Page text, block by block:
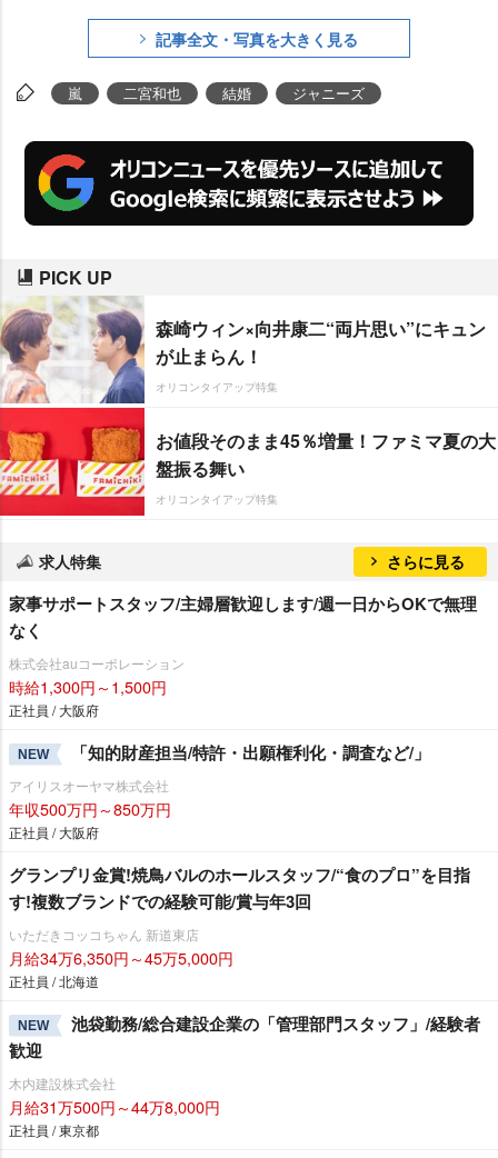
頂けましたら嬉しく思います」と
コメントを寄せた。記事全文・写真を大きく見る
嵐 二宮和也 結婚 ジャニーズ
PICK UP
森崎ウィン×向井康二“両片思い”にキュン
が止まらん！
オリコンタイアップ特集
お値段そのまま45％増量！ファミマ夏の大
盤振る舞い
オリコンタイアップ特集
求人特集 さらに見る
家事サポートスタッフ/主婦層歓迎します/週一日からOKで無理
なく
株式会社auコーポレーション
時給1,300円～1,500円
正社員 / 大阪府
NEW 「知的財産担当/特許・出願権利化・調査など/」
アイリスオーヤマ株式会社
年収500万円～850万円
正社員 / 大阪府
グランプリ金賞!焼鳥バルのホールスタッフ/“食のプロ”を目指
す!複数ブランドでの経験可能/賞与年3回
いただきコッコちゃん 新道東店
月給34万6,350円～45万5,000円
正社員 / 北海道
NEW
池袋勤務/総合建設企業の「管理部門スタッフ」/経験者
歓迎
木内建設株式会社
月給31万500円～44万8,000円
正社員 / 東京都